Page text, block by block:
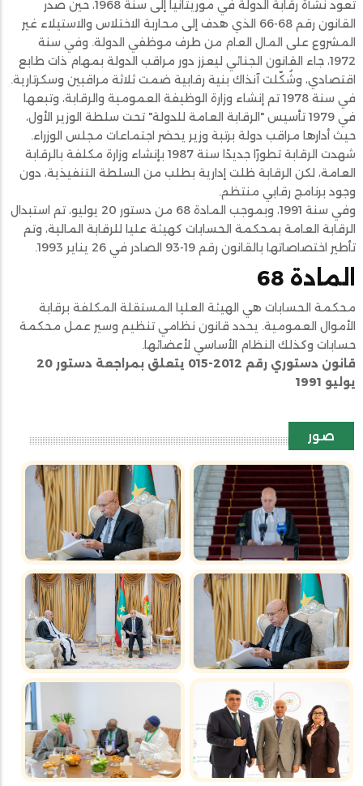
تعود نشأة رقابة الدولة في موريتانيا إلى سنة 1968، حين صدر
القانون رقم 68-66 الذي هدف إلى محاربة الاختلاس والاستيلاء غير
المشروع على المال العام من طرف موظفي الدولة. وفي سنة
1972، جاء القانون الجنائي ليعزز دور مراقب الدولة بمهام ذات طابع
اقتصادي، وشُكّلت آنذاك بنية رقابية ضمت ثلاثة مراقبين وسكرتارية.
في سنة 1978 تم إنشاء وزارة الوظيفة العمومية والرقابة، وتبعها
في 1979 تأسيس "الرقابة العامة للدولة" تحت سلطة الوزير الأول،
حيث أدارها مراقب دولة برتبة وزير يحضر اجتماعات مجلس الوزراء.
شهدت الرقابة تطورًا جديدًا سنة 1987 بإنشاء وزارة مكلفة بالرقابة
العامة، لكن الرقابة ظلت إدارية بطلب من السلطة التنفيذية، دون
وجود برنامج رقابي منتظم.
وفي سنة 1991، وبموجب المادة 68 من دستور 20 يوليو، تم استبدال
الرقابة العامة بمحكمة الحسابات كهيئة عليا للرقابة المالية، وتم
تأطير اختصاصاتها بالقانون رقم 19-93 الصادر في 26 يناير 1993.
المادة 68
محكمة الحسابات هي الهيئة العليا المستقلة المكلفة برقابة
الأموال العمومية. يحدد قانون نظامي تنظيم وسير عمل محكمة
حسابات وكذلك النظام الأساسي لأعضائها.
قانون دستوري رقم 2012-015 يتعلق بمراجعة دستور 20
يوليو 1991
صور